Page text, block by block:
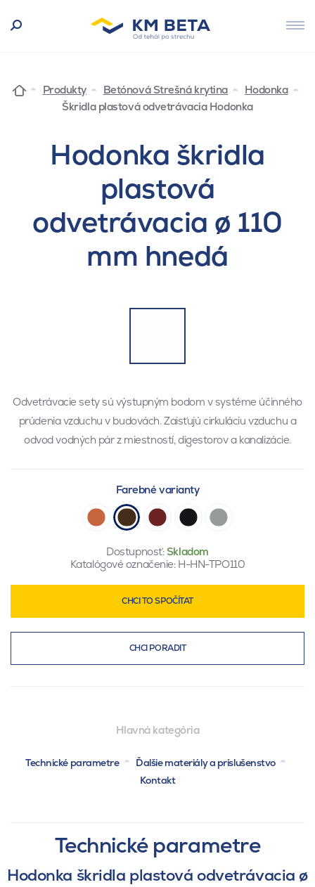
Produkty Betónová Strešná krytina
Hodonka
Škridla plastová odvetrávacia Hodonka
Hodonka škridla
plastová
odvetrávacia ø 110
mm hnedá
Odvetrávacie sety sú výstupným bodom v systéme účinného
prúdenia vzduchu v budovách. Zaisťujú cirkuláciu vzduchu a
odvod vodných pár z miestností, digestorov a kanalizácie.
Farebné varianty
Dostupnosť:Skladom
Katalógové označenie: H-HN-TPO110
CHCI TO SPOČÍTAT
CHCI PORADIT
Hlavná kategória
Technické parametre
Ďalšie materiály a príslušenstvo
Kontakt
Technické parametre
Hodonka škridla plastová odvetrávacia ø